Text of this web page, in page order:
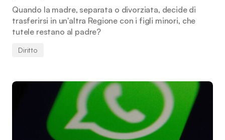
Quando la madre, separata o divorziata, decide di
trasferirsi in un'altra Regione con i figli minori, che
tutele restano al padre?
Diritto